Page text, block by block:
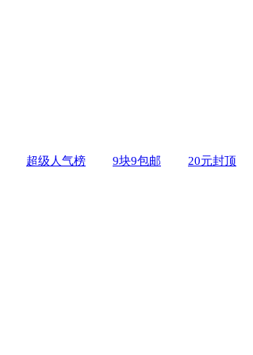
超级人气榜 9块9包邮 20元封顶